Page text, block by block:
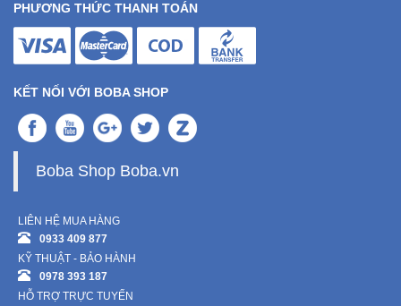
PHƯƠNG THỨC THANH TOÁN
KẾT NỐI VỚI BOBA SHOP
Boba Shop Boba.vn
LIÊN HỆ MUA HÀNG
0933 409 877
KỸ THUẬT - BẢO HÀNH
0978 393 187
HỖ TRỢ TRỰC TUYẾN